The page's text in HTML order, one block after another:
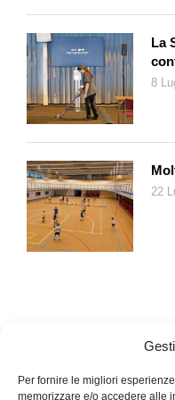
Per fornire le migliori
memorizzare e/o accedere alle
italiana, addirittura sul suo
pensarci, girati la bellezza
Per non parlare degli
della giornata, di vecchie
Manfredi & Co. Caso
rotazione infinita, all’ora
prateria. Tutte le puntate
finisce, si riprende da
evasione in un mondo di
ambizioni educative, di
La
8
22